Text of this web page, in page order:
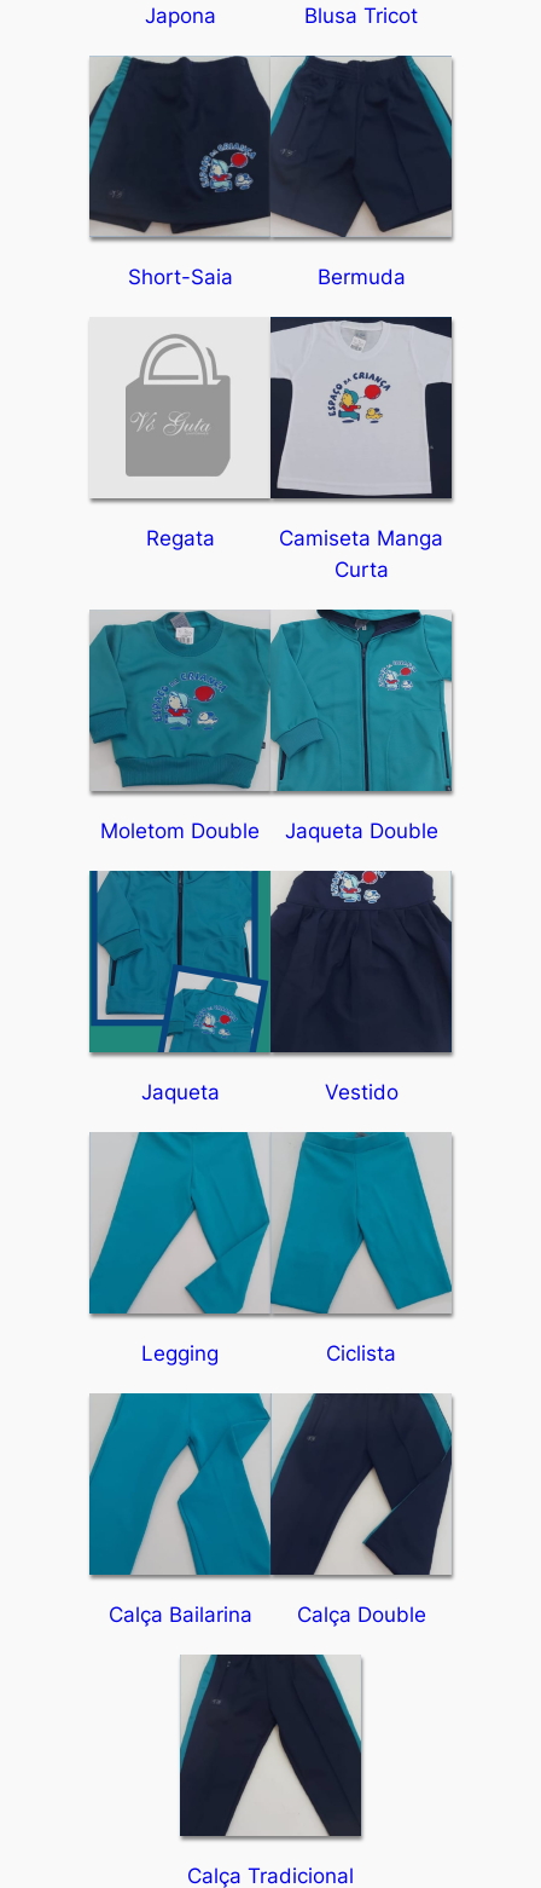
Japona Blusa Tricot
Short-Saia Bermuda
Regata
Camiseta Manga
Curta
Moletom Double Jaqueta Double
Jaqueta Vestido
Legging Ciclista
Calça Bailarina Calça Double
Calça Tradicional